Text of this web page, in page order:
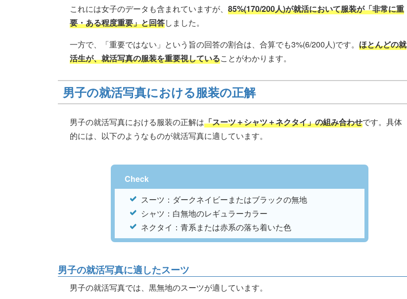
これには女子のデータも含まれていますが、 85%(170/200人)が就活において服装が「非常に重
要・ある程度重要」と回答しました。
一方で、「重要ではない」という旨の回答の割合は、合算でも3%(6/200人)です。 ほとんどの就
活生が、就活写真の服装を重要視していることがわかります。
男子の就活写真における服装の正解
男子の就活写真における服装の正解は「スーツ＋シャツ＋ネクタイ」の組み合わせです。具体
的には、以下のようなものが就活写真に適しています。
Check
スーツ：ダークネイビーまたはブラックの無地
シャツ：白無地のレギュラーカラー
ネクタイ：青系または赤系の落ち着いた色
男子の就活写真に適したスーツ
男子の就活写真では、黒無地のスーツが適しています。